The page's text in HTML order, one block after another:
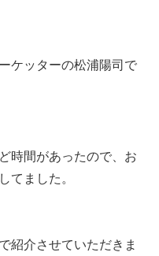
ケッターの松浦陽司で
時間があったので、お
てました。
紹介させていただきま